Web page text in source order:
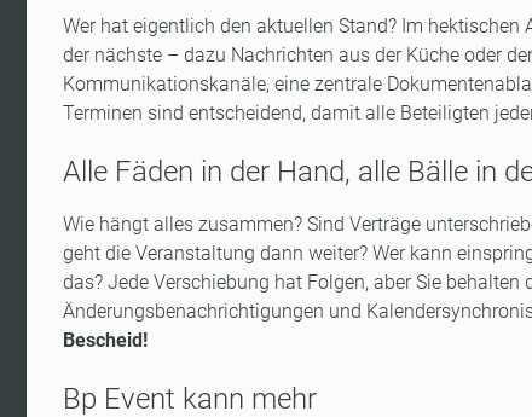
Wer hat eigentlich den aktuellen Stand? Im
der nächste – dazu Nachrichten aus der Küche oder
Kommunikationskanäle, eine zentrale
Terminen sind entscheidend, damit alle Beteiligten
Alle Fäden in der Hand, alle Bälle in
Wie hängt alles zusammen? Sind Verträge
geht die Veranstaltung dann weiter? Wer kann
das? Jede Verschiebung hat Folgen, aber Sie
Änderungsbenachrichtigungen und
Bescheid!
Bp Event kann mehr